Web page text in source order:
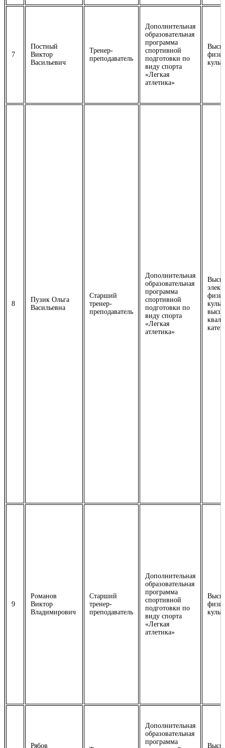
7
Постный
Виктор
Васильевич
Тренер-
преподаватель
Дополнительная
образовательная
программа
спортивной
подготовки по
виду спорта
«Легкая
атлетика»
8
Пузик Ольга
Васильевна
Старший
тренер-
преподаватель
Дополнительная
образовательная
программа
спортивной
подготовки по
виду спорта
«Легкая
атлетика»
9
Романов
Виктор
Владимирович
Старший
тренер-
преподаватель
Дополнительная
образовательная
программа
спортивной
подготовки по
виду спорта
«Легкая
атлетика»
Рябов
Дополнительная
образовательная
программа